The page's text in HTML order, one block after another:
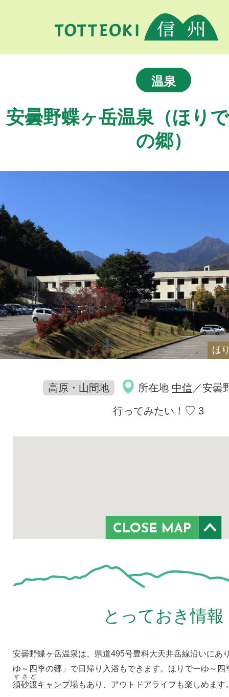
温泉
安曇野蝶ヶ岳温泉（ほり
の郷）
ほ
高原・山間地 所在地 中信／安曇
行ってみたい！ ♡ 3
CLOSE MAP
とっておき情報
安曇野蝶ヶ岳温泉は、県道495号豊科大天井岳線沿いにあ
ゆ～四季の郷」で日帰り入浴もできます。ほりでーゆ～四
須砂渡
すさど
キャンプ場もあり、アウトドアライフも楽しめます